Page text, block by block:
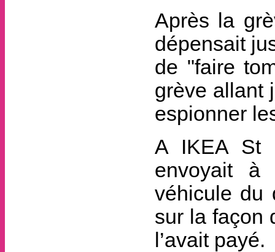
Après la
dépensait
de "faire
grève allant
espionner
A IKEA St
envoyait à
véhicule du
sur la façon
l’avait payé.